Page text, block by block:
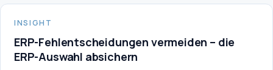
INSIGHT
ERP-Fehlentscheidungen vermeiden – die
ERP-Auswahl absichern